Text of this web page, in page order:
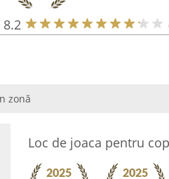
8.2
zonă
Loc de joaca pentru